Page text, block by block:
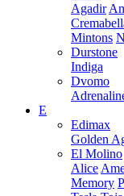
Agadir
Mintons
Durstone
Indiga
Dvomo
E
Edimax
Golden
El Molino
Alice
Memory